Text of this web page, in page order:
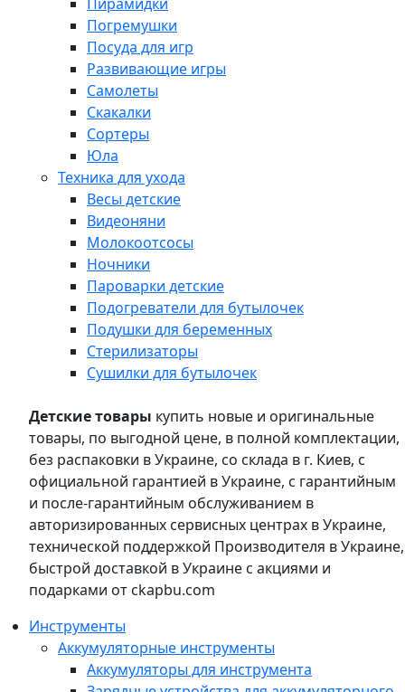
Погремушки
Посуда для игр
Развивающие игры
Самолеты
Скакалки
Сортеры
Юла
Техника для ухода
Весы детские
Видеоняни
Молокоотсосы
Ночники
Пароварки детские
Подогреватели для бутылочек
Подушки для беременных
Стерилизаторы
Сушилки для бутылочек
Детские товары купить новые и оригинальные
товары, по выгодной цене, в полной комплектации,
без распаковки в Украине, со склада в г. Киев, с
официальной гарантией в Украине, с гарантийным
и после-гарантийным обслуживанием в
авторизированных сервисных центрах в Украине,
технической поддержкой Производителя в Украине,
быстрой доставкой в Украине с акциями и
подарками от ckapbu.com
Инструменты
Аккумуляторные инструменты
Аккумуляторы для инструмента